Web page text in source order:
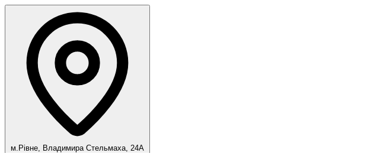
м.Рівне, Владимира Стельмаха, 24А